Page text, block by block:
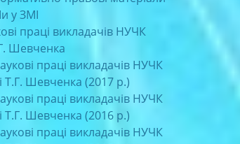
у ЗМІ
праці викладачів НУЧК
Шевченка
праці викладачів НУЧК
Т.Г. Шевченка (2017 р.)
праці викладачів НУЧК
Т.Г. Шевченка (2016 р.)
праці викладачів НУЧК